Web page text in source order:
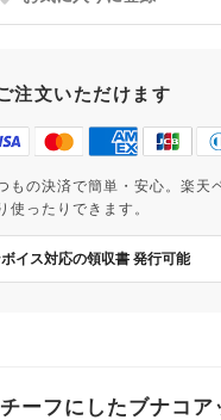
注文いただけます
もの決済で簡単・安心。楽天
使ったりできます。
イス対応の領収書 発行可能
ーフにしたブナコア